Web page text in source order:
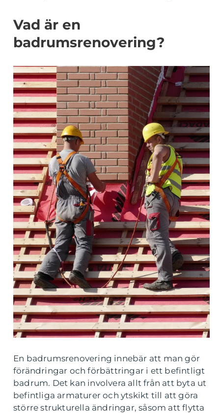
Vad är en
badrumsrenovering?
En badrumsrenovering innebär att man gör
förändringar och förbättringar i ett befintligt
badrum. Det kan involvera allt från att byta ut
befintliga armaturer och ytskikt till att göra
större strukturella ändringar, såsom att flytta